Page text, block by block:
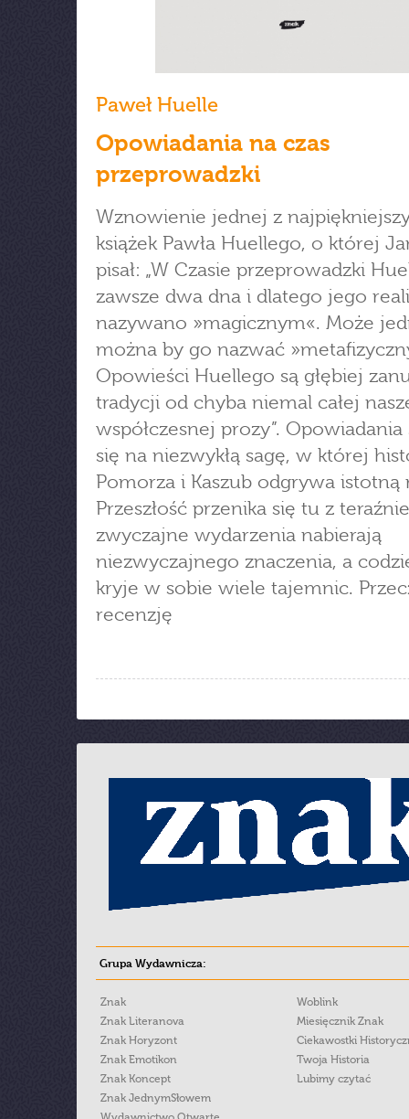
Paweł Huelle
Opowiadania na czas
przeprowadzki
Wznowienie jednej z
książek Pawła Huellego, o której
pisał: „W Czasie przeprowadzki
zawsze dwa dna i dlatego jego
nazywano »magicznym«. Może
można by go nazwać
Opowieści Huellego są głębiej
tradycji od chyba niemal całej
współczesnej prozy”. Opowiadania
się na niezwykłą sagę, w której
Pomorza i Kaszub odgrywa istotną
Przeszłość przenika się tu z
zwyczajne wydarzenia nabierają
niezwyczajnego znaczenia, a
kryje w sobie wiele tajemnic.
recenzję
Grupa Wydawnicza:
Znak
Znak Literanova
Znak Horyzont
Znak Emotikon
Znak Koncept
Znak JednymSłowem
Woblink
Miesięcznik Znak
Ciekawostki
Twoja Historia
Lubimy czytać